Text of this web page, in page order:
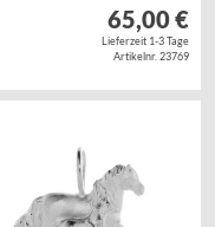
65,00 €
Lieferzeit 1-3 Tage
Artikelnr. 23769